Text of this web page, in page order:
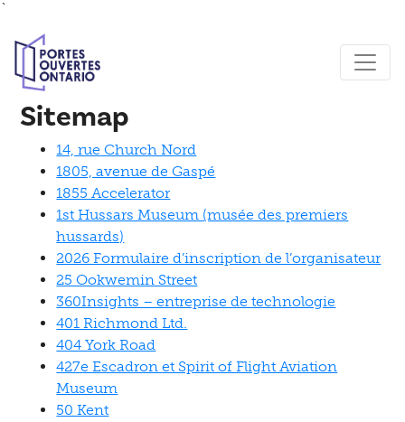
`
Sitemap
14, rue Church Nord
1805, avenue de Gaspé
1855 Accelerator
1st Hussars Museum (musée des premiers
hussards)
2026 Formulaire d’inscription de l’organisateur
25 Ookwemin Street
360Insights – entreprise de technologie
401 Richmond Ltd.
404 York Road
427e Escadron et Spirit of Flight Aviation
Museum
50 Kent